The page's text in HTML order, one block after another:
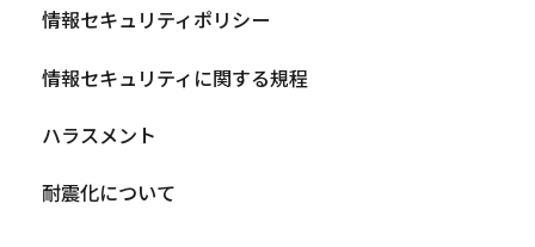
情報セキュリティポリシー
情報セキュリティに関する規程
ハラスメント
耐震化について